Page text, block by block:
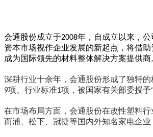
会通股份成立于2008年 ，自成立以来，
资本市场视作企业发展的新起点，将借
成为国际领先的材料整体解决方案提供商
深耕行业十余年，会通股份形成了独特
9项、行业标准1项，被国家有关部委授予
在市场布局方面，会通股份在改性塑料
而浦、松下、冠捷等国内外知名家电企业